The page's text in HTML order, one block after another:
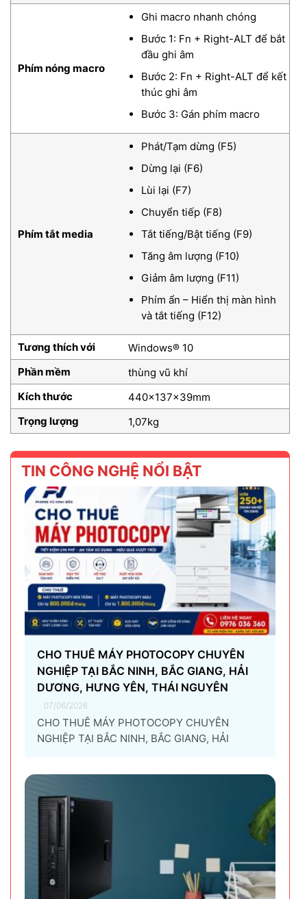
Phím nóng macro
Ghi macro nhanh chóng
Bước 1: Fn + Right-ALT để bắt
đầu ghi âm
Bước 2: Fn + Right-ALT để kết
thúc ghi âm
Bước 3: Gán phím macro
Phím tắt media
Phát/Tạm dừng (F5)
Dừng lại (F6)
Lùi lại (F7)
Chuyển tiếp (F8)
Tắt tiếng/Bật tiếng (F9)
Tăng âm lượng (F10)
Giảm âm lượng (F11)
Phím ẩn – Hiển thị màn hình
và tắt tiếng (F12)
Tương thích với
Windows® 10
Phần mềm
thùng vũ khí
Kích thước
440x137x39mm
Trọng lượng
1,07kg
TIN CÔNG NGHỆ NỔI BẬT
CHO THUÊ MÁY PHOTOCOPY CHUYÊN
NGHIỆP TẠI BẮC NINH, BẮC GIANG, HẢI
DƯƠNG, HƯNG YÊN, THÁI NGUYÊN
07/06/2026
CHO THUÊ MÁY PHOTOCOPY CHUYÊN
NGHIỆP TẠI BẮC NINH, BẮC GIANG, HẢI
chi phí vận hành, ngày càng nhiều doanh
nghiệp lựa chọn giải pháp...